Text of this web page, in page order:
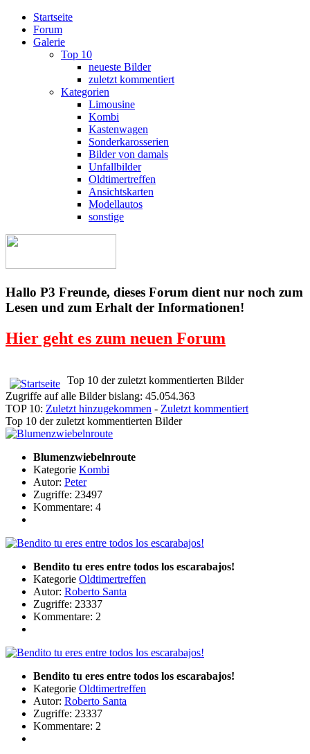
Startseite
Forum
Galerie
Top 10
neueste Bilder
zuletzt kommentiert
Kategorien
Limousine
Kombi
Kastenwagen
Sonderkarosserien
Bilder von damals
Unfallbilder
Oldtimertreffen
Ansichtskarten
Modellautos
sonstige
Hallo P3 Freunde, dieses Forum dient nur noch zum
Lesen und zum Erhalt der Informationen!
Hier geht es zum neuen Forum
Top 10 der zuletzt kommentierten Bilder
Zugriffe auf alle Bilder bislang: 45.054.363
TOP 10: Zuletzt hinzugekommen - Zuletzt kommentiert
Top 10 der zuletzt kommentierten Bilder
Blumenzwiebelnroute
Kategorie Kombi
Autor: Peter
Zugriffe: 23497
Kommentare: 4
Bendito tu eres entre todos los escarabajos!
Kategorie Oldtimertreffen
Autor: Roberto Santa
Zugriffe: 23337
Kommentare: 2
Bendito tu eres entre todos los escarabajos!
Kategorie Oldtimertreffen
Autor: Roberto Santa
Zugriffe: 23337
Kommentare: 2